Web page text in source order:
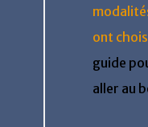
ont
guide
aller au